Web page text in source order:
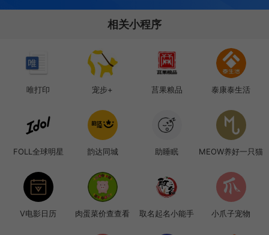
相关小程序
唯打印 宠步+ 莒果粮品 泰康泰生活
FOLL全球明星 韵达同城 助睡眠 MEOW养好一只猫
V电影日历 肉蛋菜价查查看 取名起名小能手 小爪子宠物